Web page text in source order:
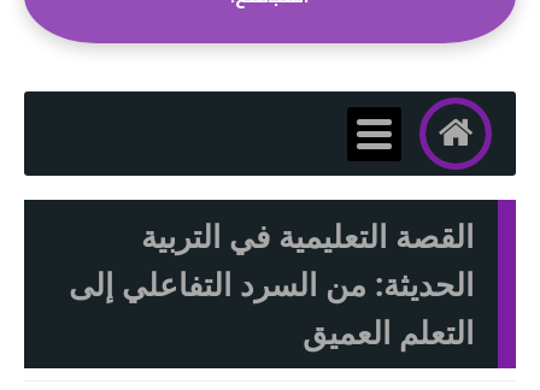
القصة التعليمية في التربية
الحديثة: من السرد التفاعلي إلى
التعلم العميق